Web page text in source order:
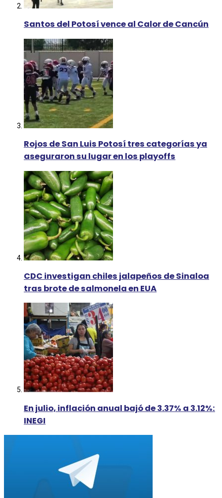
Santos del Potosí vence al Calor de Cancún
Rojos de San Luis Potosí tres categorías ya
aseguraron su lugar en los playoffs
CDC investigan chiles jalapeños de Sinaloa
tras brote de salmonela en EUA
En julio, inflación anual bajó de 3.37% a 3.12%:
INEGI